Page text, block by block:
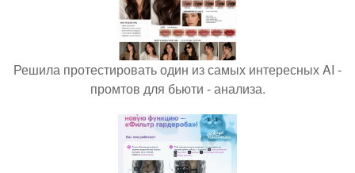
Решила протестировать один из самых интересных AI -
промтов для бьюти - анализа.